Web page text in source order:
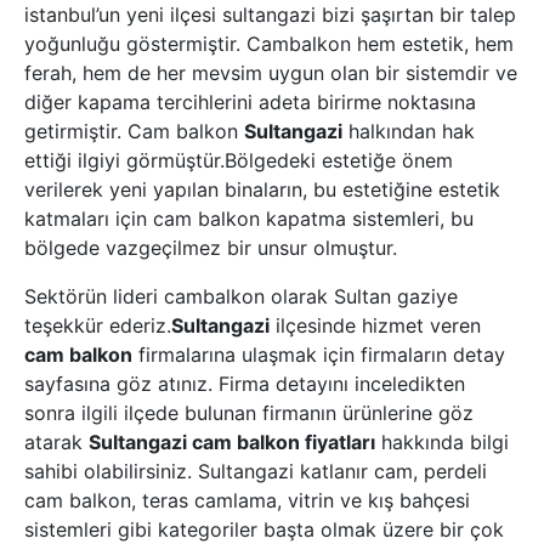
istanbul’un yeni ilçesi sultangazi bizi şaşırtan bir talep
yoğunluğu göstermiştir. Cambalkon hem estetik, hem
ferah, hem de her mevsim uygun olan bir sistemdir ve
diğer kapama tercihlerini adeta birirme noktasına
getirmiştir. Cam balkon Sultangazi halkından hak
ettiği ilgiyi görmüştür.Bölgedeki estetiğe önem
verilerek yeni yapılan binaların, bu estetiğine estetik
katmaları için cam balkon kapatma sistemleri, bu
bölgede vazgeçilmez bir unsur olmuştur.
Sektörün lideri cambalkon olarak Sultan gaziye
teşekkür ederiz.Sultangazi ilçesinde hizmet veren
cam balkon firmalarına ulaşmak için firmaların detay
sayfasına göz atınız. Firma detayını inceledikten
sonra ilgili ilçede bulunan firmanın ürünlerine göz
atarak Sultangazi cam balkon fiyatları hakkında bilgi
sahibi olabilirsiniz. Sultangazi katlanır cam, perdeli
cam balkon, teras camlama, vitrin ve kış bahçesi
sistemleri gibi kategoriler başta olmak üzere bir çok